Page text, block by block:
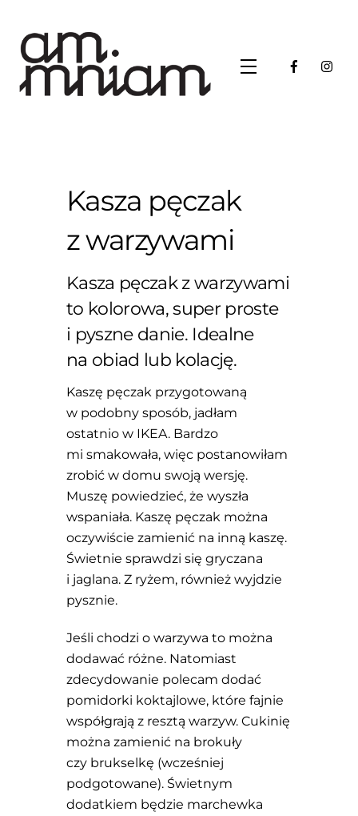
content
Menu
Kasza pęczak
z warzywami
Kasza pęczak z warzywami
to kolorowa, super proste
i pyszne danie. Idealne
na obiad lub kolację.
Kaszę pęczak przygotowaną
w podobny sposób, jadłam
ostatnio w IKEA. Bardzo
mi smakowała, więc postanowiłam
zrobić w domu swoją wersję.
Muszę powiedzieć, że wyszła
wspaniała. Kaszę pęczak można
oczywiście zamienić na inną kaszę.
Świetnie sprawdzi się gryczana
i jaglana. Z ryżem, również wyjdzie
pysznie.
Jeśli chodzi o warzywa to można
dodawać różne. Natomiast
zdecydowanie polecam dodać
pomidorki koktajlowe, które fajnie
współgrają z resztą warzyw. Cukinię
można zamienić na brokuły
czy brukselkę (wcześniej
podgotowane). Świetnym
dodatkiem będzie marchewka